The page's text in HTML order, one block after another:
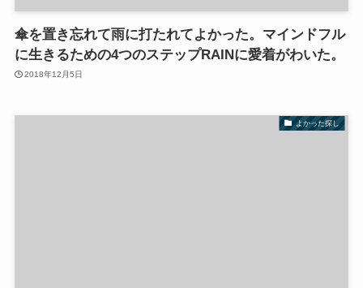
傘を置き忘れて雨に打たれてよかった。マインドフル
に生きるための4つのステップRAINに愛着がわいた。
2018年12月5日
よかった探し